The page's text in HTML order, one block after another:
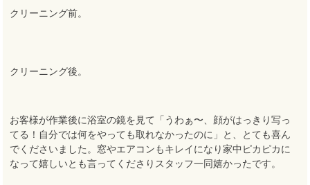
クリーニング前。
クリーニング後。
お客様が作業後に浴室の鏡を見て「うわぁ〜、顔がはっきり写っ
てる！自分では何をやっても取れなかったのに」と、とても喜ん
でくださいました。窓やエアコンもキレイになり家中ピカピカに
なって嬉しいとも言ってくださりスタッフ一同嬉かったです。